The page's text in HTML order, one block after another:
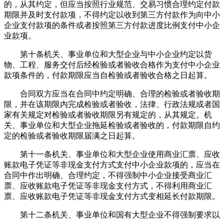
的，从其约定，但应当按照行业规范、交易习惯合理约定付款
期限并及时支付款项，不得约定以收到第三方付款作为向中小
企业支付款项的条件或者按照第三方付款进度比例支付中小企
业款项。
第十条机关、事业单位和大型企业与中小企业约定以货
物、工程、服务交付后经检验或者验收合格作为支付中小企业
款项条件的，付款期限应当自检验或者验收合格之日起算。
合同双方应当在合同中约定明确、合理的检验或者验收期
限，并在该期限内完成检验或者验收，法律、行政法规或者国
家有关规定对检验或者验收期限另有规定的，从其规定。机
关、事业单位和大型企业拖延检验或者验收的，付款期限自约
定的检验或者验收期限届满之日起算。
第十一条机关、事业单位和大型企业使用商业汇票、应收
账款电子凭证等非现金支付方式支付中小企业款项的，应当在
合同中作出明确、合理约定，不得强制中小企业接受商业汇
票、应收账款电子凭证等非现金支付方式，不得利用商业汇
票、应收账款电子凭证等非现金支付方式变相延长付款期限。
第十二条机关、事业单位和国有大型企业不得强制要求以